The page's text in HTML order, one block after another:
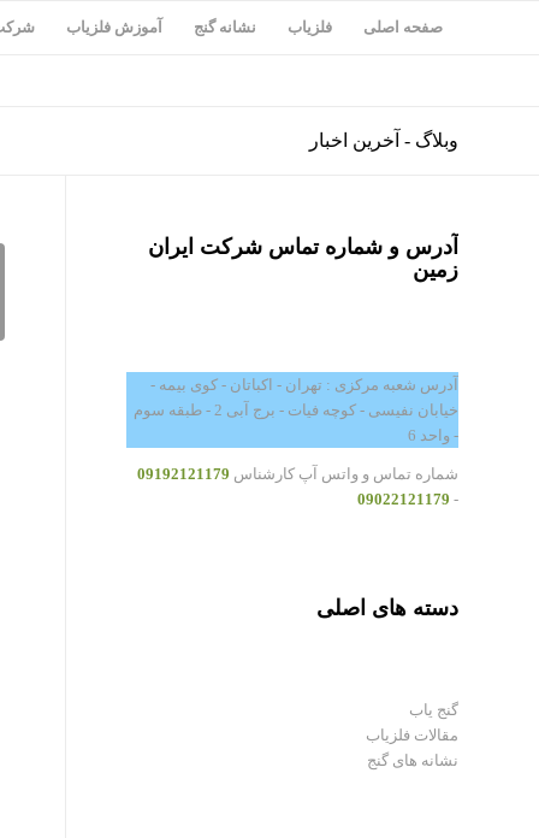
صفحه اصلی فلزیاب نشانه گنج آموزش فلزیاب
وبلاگ - آخرین اخبار
آدرس و شماره تماس شرکت ایران
زمین
آدرس شعبه مرکزی : تهران - اکباتان - کوی بیمه -
خیابان نفیسی - کوچه فیات - برج آبی 2 - طبقه سوم
- واحد 6
شماره تماس و واتس آپ کارشناس 09192121179
-
09022121179
دسته های اصلی
گنج یاب
مقالات فلزیاب
نشانه های گنج